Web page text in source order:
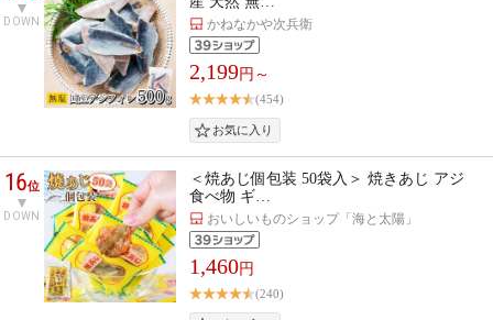
DOWN かねなかや次兵衛
2,199円～
(454)
16位
DOWN
＜焼あじ個包装 50袋入＞ 焼きあじ アジ
食べ物 ギ…
おいしいものショップ「海と太陽」
1,460円
(240)